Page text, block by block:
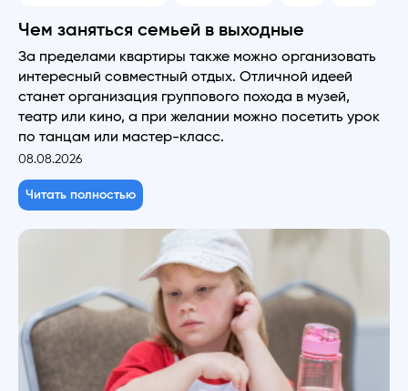
Чем заняться семьей в выходные
За пределами квартиры также можно организовать
интересный совместный отдых. Отличной идеей
станет организация группового похода в музей,
театр или кино, а при желании можно посетить урок
по танцам или мастер-класс.
08.08.2026
Читать полностью